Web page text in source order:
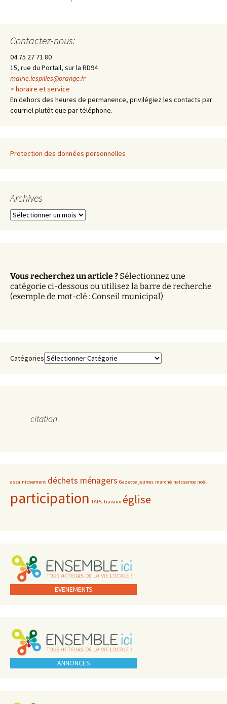
des
articles
Contactez-nous:
04 75 27 71 80
15, rue du Portail, sur la RD94
mairie.lespilles@orange.fr
> horaire et service
En dehors des heures de permanence, privilégiez les contacts par
courriel plutôt que par téléphone.
Protection des données personnelles
Archives
A
e
s
Vous recherchez un article ? Sélectionnez une
catégorie ci-dessous ou utilisez la barre de recherche
(exemple de mot-clé : Conseil municipal)
Catégories
citation
assainissement déchets ménagers Gazette jeunes marché naissance noël
participation TAPs travaux église
EVENEMENTS
ANNONCES